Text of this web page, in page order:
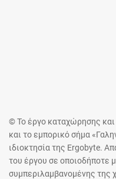
© Το έργο καταχώρησης
και το εμπορικό σήμα
ιδιοκτησία της Ergobyte.
του έργου σε οποιοδήποτε
συμπεριλαμβανομένης της